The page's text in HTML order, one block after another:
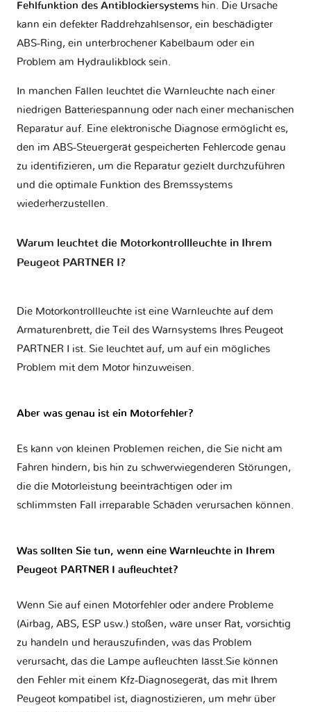
Fehlfunktion des Antiblockiersystems hin. Die Ursache
kann ein defekter Raddrehzahlsensor, ein beschädigter
ABS-Ring, ein unterbrochener Kabelbaum oder ein
Problem am Hydraulikblock sein.
In manchen Fällen leuchtet die Warnleuchte nach einer
niedrigen Batteriespannung oder nach einer mechanischen
Reparatur auf. Eine elektronische Diagnose ermöglicht es,
den im ABS-Steuergerät gespeicherten Fehlercode genau
zu identifizieren, um die Reparatur gezielt durchzuführen
und die optimale Funktion des Bremssystems
wiederherzustellen.
Warum leuchtet die Motorkontrollleuchte in Ihrem
Peugeot PARTNER I?
Die Motorkontrollleuchte ist eine Warnleuchte auf dem
Armaturenbrett, die Teil des Warnsystems Ihres Peugeot
PARTNER I ist. Sie leuchtet auf, um auf ein mögliches
Problem mit dem Motor hinzuweisen.
Aber was genau ist ein Motorfehler?
Es kann von kleinen Problemen reichen, die Sie nicht am
Fahren hindern, bis hin zu schwerwiegenderen Störungen,
die die Motorleistung beeinträchtigen oder im
schlimmsten Fall irreparable Schäden verursachen können.
Was sollten Sie tun, wenn eine Warnleuchte in Ihrem
Peugeot PARTNER I aufleuchtet?
Wenn Sie auf einen Motorfehler oder andere Probleme
(Airbag, ABS, ESP usw.) stoßen, wäre unser Rat, vorsichtig
zu handeln und herauszufinden, was das Problem
verursacht, das die Lampe aufleuchten lässt.Sie können
den Fehler mit einem Kfz-Diagnosegerät, das mit Ihrem
Peugeot kompatibel ist, diagnostizieren, um mehr über